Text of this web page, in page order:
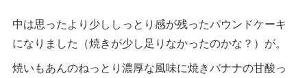
中は思ったより少ししっとり感が残ったパウンドケーキ
になりました（焼きが少し足りなかったのかな？）が。
焼いもあんのねっとり濃厚な風味に焼きバナナの甘酸っ